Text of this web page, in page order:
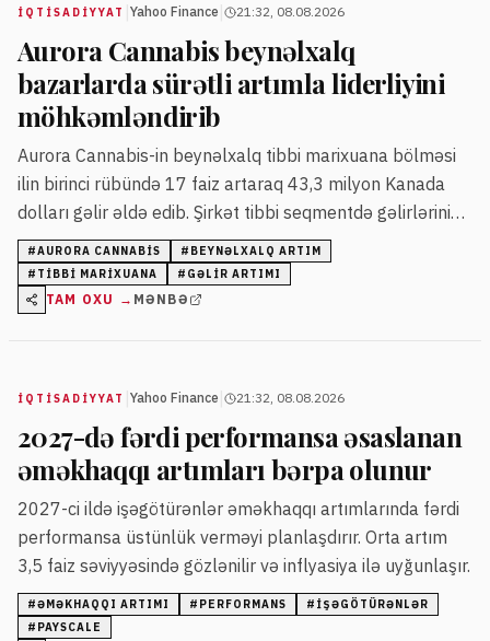
İQTISADIYYAT Yahoo Finance 21:32, 08.08.2026
Aurora Cannabis beynəlxalq
bazarlarda sürətli artımla liderliyini
möhkəmləndirib
Aurora Cannabis-in beynəlxalq tibbi marixuana bölməsi
ilin birinci rübündə 17 faiz artaraq 43,3 milyon Kanada
dolları gəlir əldə edib. Şirkət tibbi seqmentdə gəlirlərini
artıraraq qlobal bazarlarda liderliyini qoruyur.
#AURORA CANNABIS # BEYNƏLXALQ ARTIM
# TIBBI MARIXUANA # GƏLIR ARTIMI
TAM OXU → MƏNBƏ
İQTISADIYYAT Yahoo Finance 21:32, 08.08.2026
2027-də fərdi performansa əsaslanan
əməkhaqqı artımları bərpa olunur
2027-ci ildə işəgötürənlər əməkhaqqı artımlarında fərdi
performansa üstünlük verməyi planlaşdırır. Orta artım
3,5 faiz səviyyəsində gözlənilir və inflyasiya ilə uyğunlaşır.
#ƏMƏKHAQQI ARTIMI # PERFORMANS # IŞƏGÖTÜRƏNLƏR
# PAYSCALE